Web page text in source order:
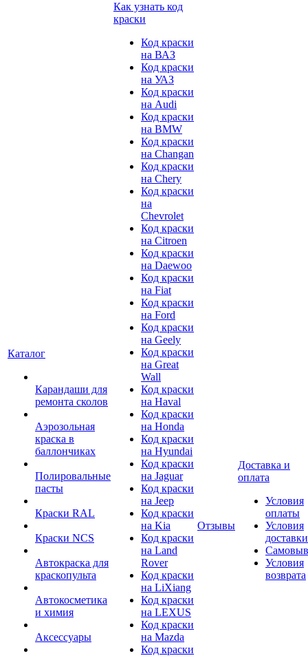
Каталог
Карандаши для
ремонта сколов
Аэрозольная
краска в
баллончиках
Полировальные
пасты
Краски RAL
Краски NCS
Автокраска для
краскопульта
Автокосметика
и химия
Аксессуары
Как узнать код
краски
Код краски
на ВАЗ
Код краски
на УАЗ
Код краски
на Audi
Код краски
на BMW
Код краски
на Changan
Код краски
на Chery
Код краски
на
Chevrolet
Код краски
на Citroen
Код краски
на Daewoo
Код краски
на Fiat
Код краски
на Ford
Код краски
на Geely
Код краски
на Great
Wall
Код краски
на Haval
Код краски
на Honda
Код краски
на Hyundai
Код краски
на Jaguar
Код краски
на Jeep
Код краски
на Kia
Код краски
на Land
Rover
Код краски
на LiXiang
Код краски
на LEXUS
Код краски
на Mazda
Код краски
Отзывы
Доставка и
оплата
Условия
оплаты
Условия
доставки
Условия
возврата